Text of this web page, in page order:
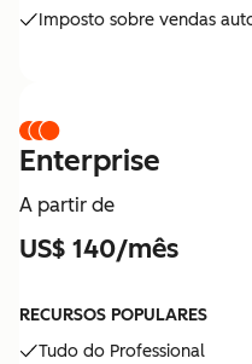
Imposto sobre vendas
Enterprise
A partir de
US$ 140/mês
RECURSOS POPULARES
Tudo do Professional